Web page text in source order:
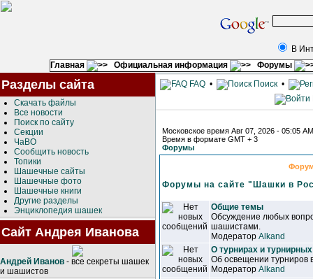
В
Главная
Официальная информация Форумы
Разделы сайта
Скачать файлы
Все новости
Поиск по сайту
Секции
ЧаВО
Сообщить новость
Топики
Шашечные сайты
Шашечные фото
Шашечные книги
Другие разделы
Энциклопедия шашек
Сайт Андрея Иванова
Андрей Иванов - все секреты шашек
и шашистов
FAQ • Поиск •
Московское время Авг 07, 2026 - 05:05 AM
Время в формате GMT + 3
Форумы
Форумы на сайте "Шашки в
Общие темы
Обсуждение любых
шашистами.
Модератор Alkand
О турнирах и
Об освещении турниров
Модератор Alkand